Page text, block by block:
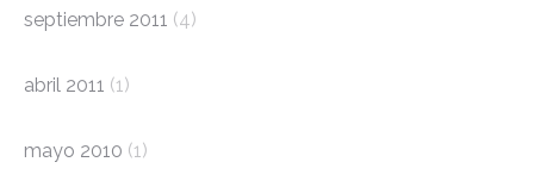
septiembre 2011 (4)
abril 2011 (1)
mayo 2010 (1)